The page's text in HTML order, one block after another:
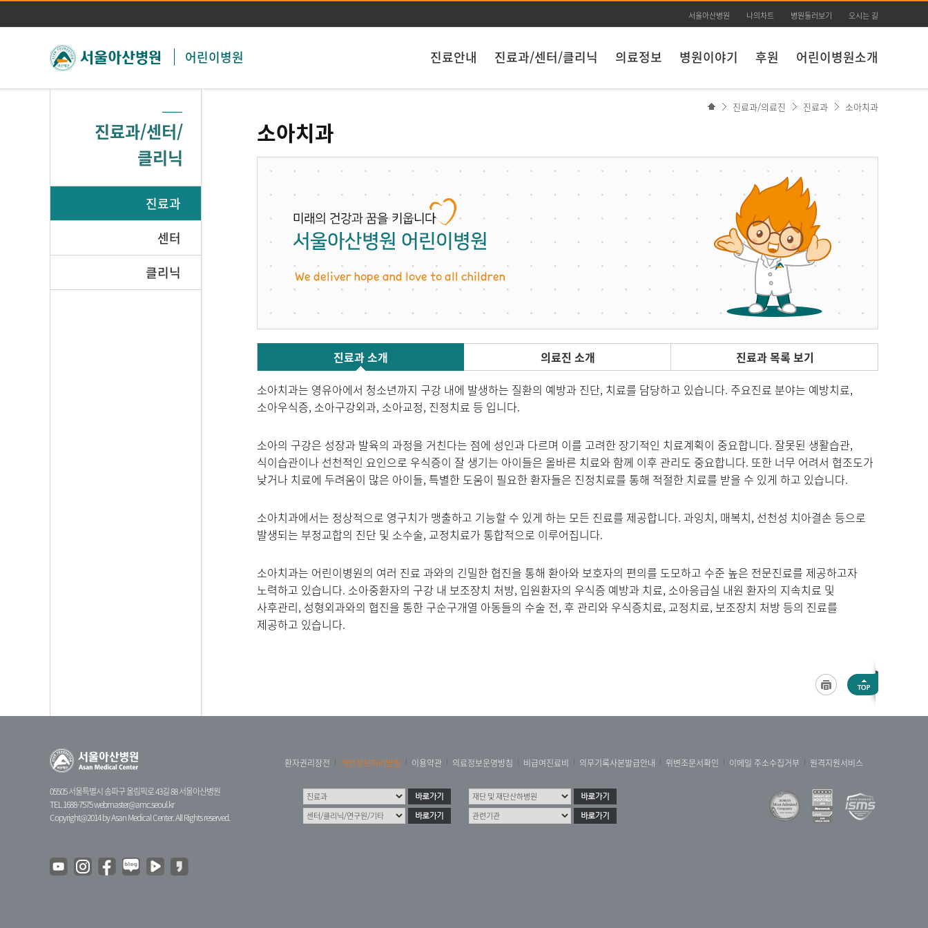
주메뉴 바로가기
본문 바로가기
어린이병원
서울아산병원 나의차트 병원둘러보기 오시는 길
진료안내 진료과/센터/클리닉 의료정보 병원이야기 후원 어린이병원소개
진료과/센터/
클리닉
진료과
센터
클리닉
진료과/의료진 진료과 소아치과
소아치과
진료과 소개 의료진 소개
진료과 목록 보기
소아치과는 영유아에서 청소년까지 구강 내에 발생하는 질환의 예방과 진단, 치료를 담당하고 있습니다. 주요진료 분야는 예방치료,
소아우식증, 소아구강외과, 소아교정, 진정치료 등 입니다.
소아의 구강은 성장과 발육의 과정을 거친다는 점에 성인과 다르며 이를 고려한 장기적인 치료계획이 중요합니다. 잘못된 생활습관,
식이습관이나 선천적인 요인으로 우식증이 잘 생기는 아이들은 올바른 치료와 함께 이후 관리도 중요합니다. 또한 너무 어려서 협조도가
낮거나 치료에 두려움이 많은 아이들, 특별한 도움이 필요한 환자들은 진정치료를 통해 적절한 치료를 받을 수 있게 하고 있습니다.
소아치과에서는 정상적으로 영구치가 맹출하고 기능할 수 있게 하는 모든 진료를 제공합니다. 과잉치, 매복치, 선천성 치아결손 등으로
발생되는 부정교합의 진단 및 소수술, 교정치료가 통합적으로 이루어집니다.
소아치과는 어린이병원의 여러 진료 과와의 긴밀한 협진을 통해 환아와 보호자의 편의를 도모하고 수준 높은 전문진료를 제공하고자
노력하고 있습니다. 소아중환자의 구강 내 보조장치 처방, 입원환자의 우식증 예방과 치료, 소아응급실 내원 환자의 지속치료 및
사후관리, 성형외과와의 협진을 통한 구순구개열 아동들의 수술 전, 후 관리와 우식증치료, 교정치료, 보조장치 처방 등의 진료를
제공하고 있습니다.
05505 서울특별시 송파구 올림픽로 43길 88 서울아산병원
TEL 1688-7575webmaster@amc.seoul.kr
Copyright@2014 by Asan Medical Center. All Rights reserved.
환자권리장전 개인정보처리방침 이용약관 의료정보운영방침 비급여진료비 의무기록사본발급안내 위변조문서확인 이메일 주소수집거부 원격지원서비스